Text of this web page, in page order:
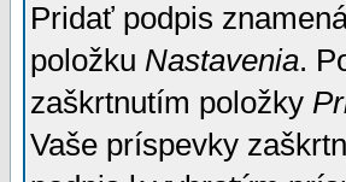
Pridať podpis
položku Nastavenia.
zaškrtnutím položky
Vaše príspevky